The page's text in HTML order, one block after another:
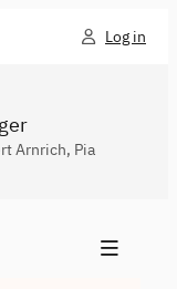
Log in
Arnrich, Pia